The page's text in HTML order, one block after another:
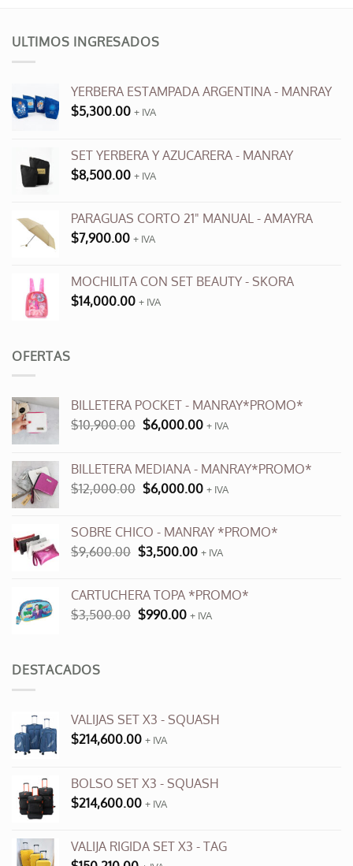
ULTIMOS INGRESADOS
YERBERA ESTAMPADA ARGENTINA - MANRAY
$5,300.00 + IVA
SET YERBERA Y AZUCARERA - MANRAY
$8,500.00 + IVA
PARAGUAS CORTO 21" MANUAL - AMAYRA
$7,900.00 + IVA
MOCHILITA CON SET BEAUTY - SKORA
$14,000.00 + IVA
OFERTAS
BILLETERA POCKET - MANRAY*PROMO*
$10,900.00 El
era:
$10,900.00.
$6,000.00El
es:
$6,000.00.
+ IVA
BILLETERA MEDIANA - MANRAY*PROMO*
$12,000.00 El
era:
$12,000.00.
$6,000.00El
es:
$6,000.00.
+ IVA
SOBRE CHICO - MANRAY *PROMO*
$9,600.00 El
era:
$9,600.00.
$3,500.00El
es:
$3,500.00.
+ IVA
CARTUCHERA TOPA *PROMO*
$3,500.00 El
$990.00El+ IVA
DESTACADOS
VALIJAS SET X3 - SQUASH
$214,600.00 + IVA
BOLSO SET X3 - SQUASH
$214,600.00 + IVA
VALIJA RIGIDA SET X3 - TAG